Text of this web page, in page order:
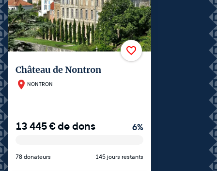
Château de Nontron
NONTRON
13 445€de dons 6%
78 donateurs 145 jours restants